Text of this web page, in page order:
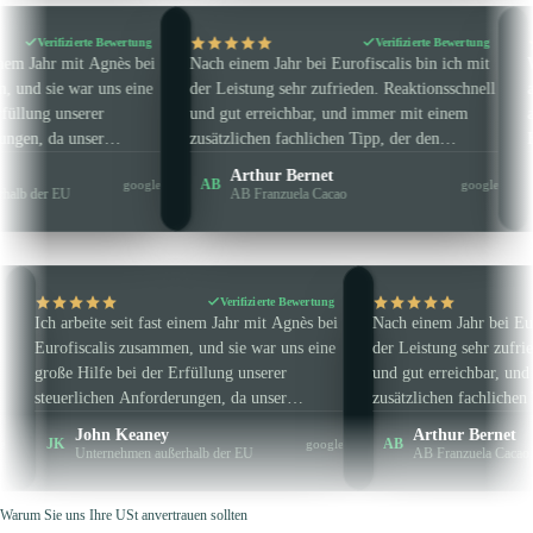
Verifizierte Bewertung
seit fast einem Jahr mit Agnès bei
zusammen, und sie war uns eine
bei der Erfüllung unserer
Anforderungen, da unser
sehr pünktlich und professionell,
empfehlen.
außerhalb der EU
google
Verifizierte
Nach einem Jahr bei Eurofiscalis bin
der Leistung sehr zufrieden.
und gut erreichbar, und immer mit
zusätzlichen fachlichen Tipp, der den
und klar – kurz gesagt, man wird
Zeitverschwendung, Effizienz
AB Arthur Bernet
AB Franzuela Cacao
Verifizierte Bewertung
seit fast einem Jahr mit Agnès bei
zusammen, und sie war uns eine
bei der Erfüllung unserer
Anforderungen, da unser
sehr pünktlich und professionell,
empfehlen.
Keaney
außerhalb der EU
Nach einem Jahr bei Eurofiscalis
der Leistung sehr zufrieden.
und gut erreichbar, und immer mit
zusätzlichen fachlichen Tipp, der den
Unterschied macht. Auf den Punkt
und klar – kurz gesagt, man wird
hervorragend angeleitet und beraten.
Zeitverschwendung, Effizienz
AB Arthur Bernet
AB Franzuela Cacao
Warum Sie uns Ihre USt anvertrauen sollten